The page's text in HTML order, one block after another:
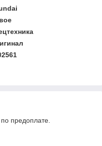
предоплате.